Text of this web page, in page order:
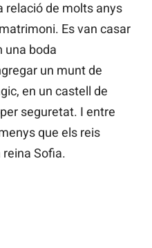
relació de molts anys
Es van casar
una boda
un munt de
en un castell de
seguretat. I entre
que els reis
Sofia.